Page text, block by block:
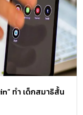
ทำ เด็กสมาธิสั้น